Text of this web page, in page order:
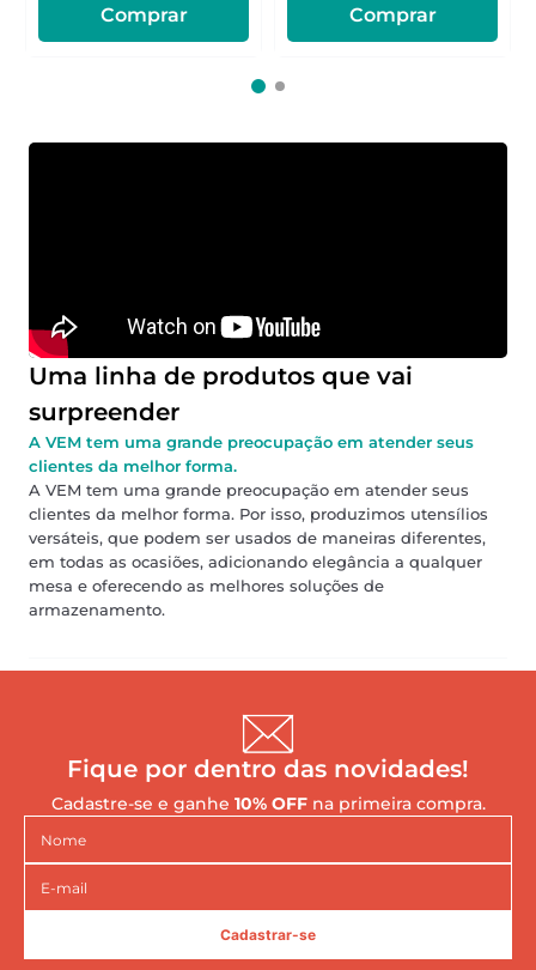
Comprar Comprar
Uma linha de produtos que vai
surpreender
A VEM tem uma grande preocupação em atender seus
clientes da melhor forma.
A VEM tem uma grande preocupação em atender seus
clientes da melhor forma. Por isso, produzimos utensílios
versáteis, que podem ser usados de maneiras diferentes,
em todas as ocasiões, adicionando elegância a qualquer
mesa e oferecendo as melhores soluções de
armazenamento.
Fique por dentro das novidades!
Cadastre-se e ganhe 10% OFFna primeira compra.
Cadastrar-se